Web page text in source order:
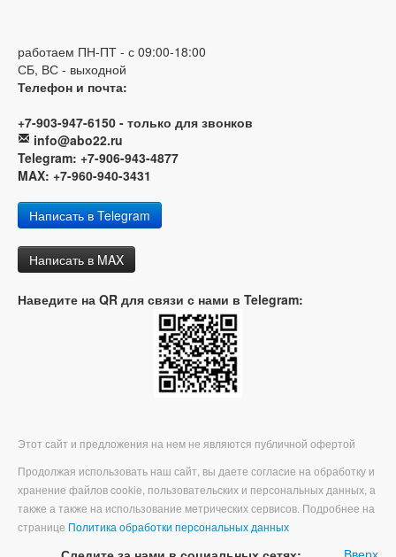
работаем ПН-ПТ - с 09:00-18:00
СБ, ВС - выходной
Телефон и почта:
+7-903-947-6150 - только для звонков
info@abo22.ru
Telegram: +7-906-943-4877
MAX: +7-960-940-3431
Написать в Telegram
Написать в MAX
Наведите на QR для связи с нами в Telegram:
Этот сайт и предложения на нем не являются публичной офертой
Продолжая использовать наш сайт, вы даете согласие на обработку и
хранение файлов cookie, пользовательских и персональных данных, а
также а также на использование метрических сервисов. Подробнее на
странице Политика обработки персональных данных
Вверх